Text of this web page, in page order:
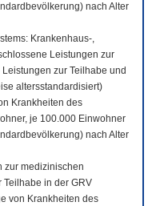
nach Alter
Krankenhaus-,
Leistungen zur
zur Teilhabe und
altersstandardisiert)
Krankheiten des
je 100.000 Einwohner
nach Alter
zur medizinischen
in der GRV
von Krankheiten des